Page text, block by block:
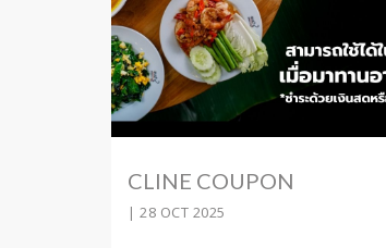
CLINE COUPON
| 28 OCT 2025